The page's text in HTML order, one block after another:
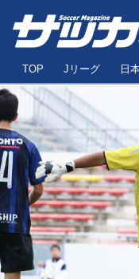
TOP Jリーグ 日